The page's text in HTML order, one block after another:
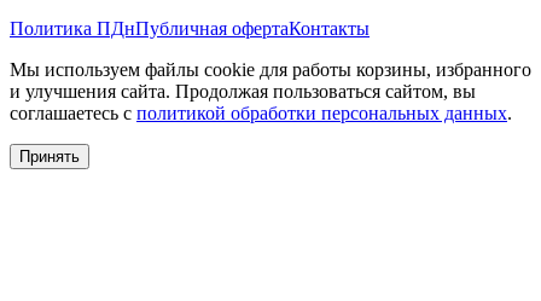
Политика ПДнПубличная офертаКонтакты
Мы используем файлы cookie для работы корзины, избранного
и улучшения сайта. Продолжая пользоваться сайтом, вы
соглашаетесь с политикой обработки персональных данных.
Принять